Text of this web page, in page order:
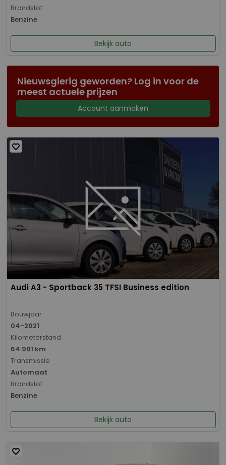
Brandstof
Benzine
Bekijk auto
Nieuwsgierig geworden? Log in voor de
meest actuele prijzen
Account aanmaken
Audi A3 - Sportback 35 TFSI Business edition
Bouwjaar
04-2021
Kilometerstand
64.901 km
Transmissie
Automaat
Brandstof
Benzine
Bekijk auto